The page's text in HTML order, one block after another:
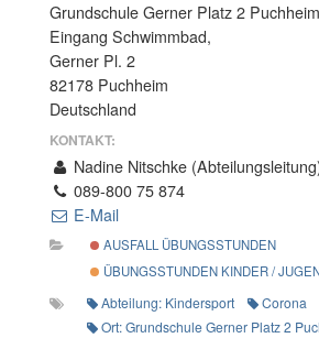
Grundschule Gerner Platz 2
Eingang Schwimmbad,
Gerner Pl. 2
82178 Puchheim
Deutschland
KONTAKT:
Nadine Nitschke
089-800 75 874
E-Mail
AUSFALL ÜBUNGSSTUNDEN
ÜBUNGSSTUNDEN KINDER /
Abteilung: Kindersport
Corona
Ort: Grundschule Gerner Platz 2